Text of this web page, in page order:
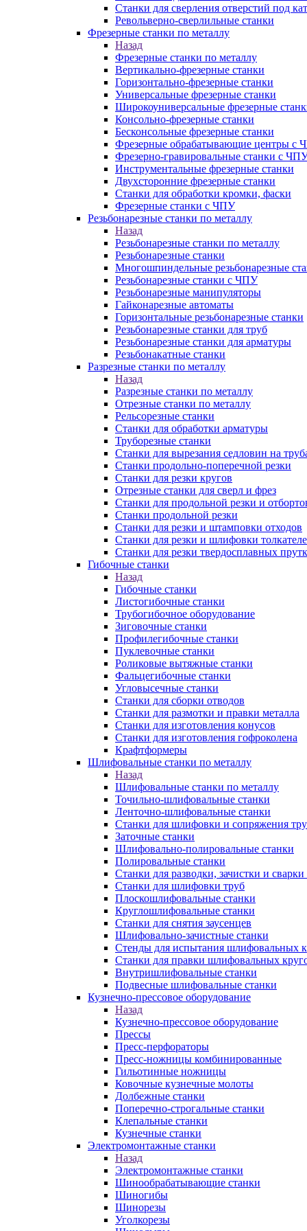
Станки для сверления отверстий под
Револьверно-сверлильные станки
Фрезерные станки по металлу
Назад
Фрезерные станки по металлу
Вертикально-фрезерные станки
Горизонтально-фрезерные станки
Универсальные фрезерные станки
Широкоуниверсальные фрезерные
Консольно-фрезерные станки
Бесконсольные фрезерные станки
Фрезерные обрабатывающие центры с
Фрезерно-гравировальные станки с
Инструментальные фрезерные станки
Двухсторонние фрезерные станки
Станки для обработки кромки, фаски
Фрезерные станки с ЧПУ
Резьбонарезные станки по металлу
Назад
Резьбонарезные станки по металлу
Резьбонарезные станки
Многошпиндельные резьбонарезные
Резьбонарезные станки с ЧПУ
Резьбонарезные манипуляторы
Гайконарезные автоматы
Горизонтальные резьбонарезные станки
Резьбонарезные станки для труб
Резьбонарезные станки для арматуры
Резьбонакатные станки
Разрезные станки по металлу
Назад
Разрезные станки по металлу
Отрезные станки по металлу
Рельсорезные станки
Станки для обработки арматуры
Труборезные станки
Станки для вырезания седловин на
Станки продольно-поперечной резки
Станки для резки кругов
Отрезные станки для сверл и фрез
Станки для продольной резки и
Станки продольной резки
Станки для резки и штамповки отходов
Станки для резки и шлифовки
Станки для резки твердосплавных
Гибочные станки
Назад
Гибочные станки
Листогибочные станки
Трубогибочное оборудование
Зиговочные станки
Профилегибочные станки
Пуклевочные станки
Роликовые вытяжные станки
Фальцегибочные станки
Угловысечные станки
Станки для сборки отводов
Станки для размотки и правки металла
Станки для изготовления конусов
Станки для изготовления гофроколена
Крафтформеры
Шлифовальные станки по металлу
Назад
Шлифовальные станки по металлу
Точильно-шлифовальные станки
Ленточно-шлифовальные станки
Станки для шлифовки и сопряжения
Заточные станки
Шлифовально-полировальные станки
Полировальные станки
Станки для разводки, зачистки и сварки
Станки для шлифовки труб
Плоскошлифовальные станки
Круглошлифовальные станки
Станки для снятия заусенцев
Шлифовально-зачистные станки
Стенды для испытания шлифовальных
Станки для правки шлифовальных
Внутришлифовальные станки
Подвесные шлифовальные станки
Кузнечно-прессовое оборудование
Назад
Кузнечно-прессовое оборудование
Прессы
Пресс-перфораторы
Пресс-ножницы комбинированные
Гильотинные ножницы
Ковочные кузнечные молоты
Долбежные станки
Поперечно-строгальные станки
Клепальные станки
Кузнечные станки
Электромонтажные станки
Назад
Электромонтажные станки
Шинообрабатывающие станки
Шиногибы
Шинорезы
Уголкорезы